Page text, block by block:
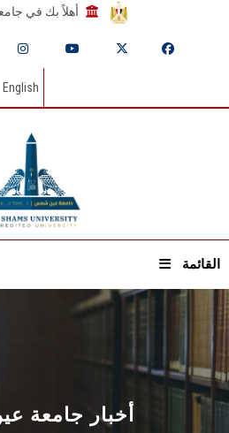
أهلاً بك في
English
القائمة
أخبار جامعة